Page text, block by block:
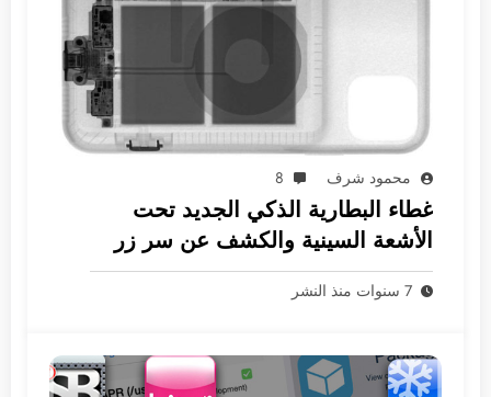
محمود شرف 8
غطاء البطارية الذكي الجديد تحت
الأشعة السينية والكشف عن سر زر
الكاميرا
7 سنوات منذ النشر